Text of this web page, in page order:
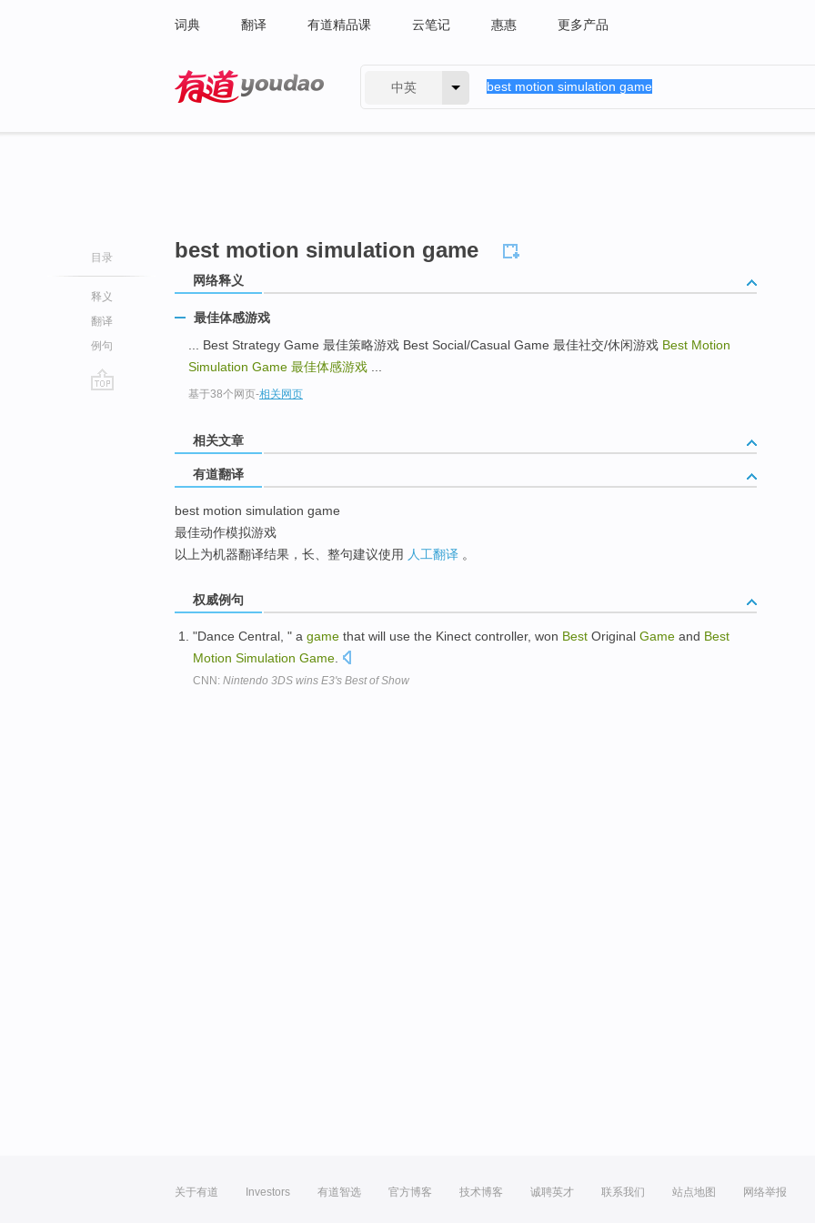
词典 翻译 有道精品课 云笔记 惠惠 更多产品
中英
目录
释义
翻译
例句
best motion simulation game
网络释义
最佳体感游戏
... Best Strategy Game 最佳策略游戏 Best Social/Casual Game 最佳社交/休闲游戏 Best Motion
Simulation Game 最佳体感游戏
基于38个网页-相关网页
相关文章
有道翻译
best motion simulation game
最佳动作模拟游戏
以上为机器翻译结果，长、整句建议使用 人工翻译 。
权威例句
"Dance Central, " a game that will use the Kinect controller, won Best Original Game and Best
Motion Simulation Game
CNN: Nintendo 3DS wins E3's Best of Show
关于有道 Investors 有道智选 官方博客 技术博客 诚聘英才 联系我们 站点地图 网络举报